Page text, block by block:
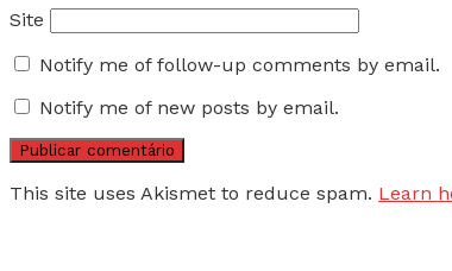
Site
Notify me of follow-up comments by email.
Notify me of new posts by email.
This site uses Akismet to reduce spam. Learn